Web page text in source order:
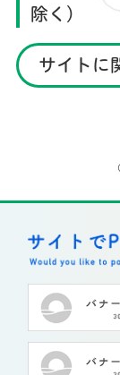
2021年3月2
2020年7月7
2020年5月
除く）
サイトに